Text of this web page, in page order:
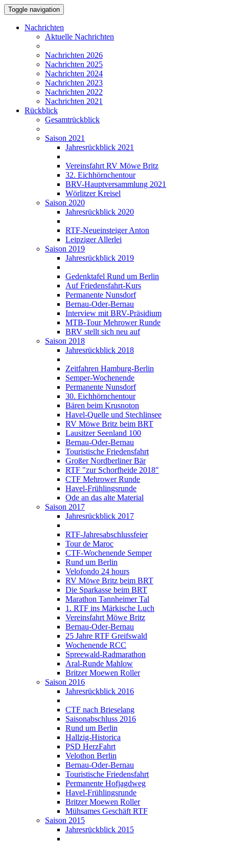
Toggle navigation
Nachrichten
Aktuelle Nachrichten
Nachrichten 2026
Nachrichten 2025
Nachrichten 2024
Nachrichten 2023
Nachrichten 2022
Nachrichten 2021
Rückblick
Gesamtrückblick
Saison 2021
Jahresrückblick 2021
Vereinsfahrt RV Möwe Britz
32. Eichhörnchentour
BRV-Hauptversammlung 2021
Wörlitzer Kreisel
Saison 2020
Jahresrückblick 2020
RTF-Neueinsteiger Anton
Leipziger Allerlei
Saison 2019
Jahresrückblick 2019
Gedenktafel Rund um Berlin
Auf Friedensfahrt-Kurs
Permanente Nunsdorf
Bernau-Oder-Bernau
Interview mit BRV-Präsidium
MTB-Tour Mehrower Runde
BRV stellt sich neu auf
Saison 2018
Jahresrückblick 2018
Zeitfahren Hamburg-Berlin
Semper-Wochenende
Permanente Nunsdorf
30. Eichhörnchentour
Bären beim Krusnoton
Havel-Quelle und Stechlinsee
RV Möwe Britz beim BRT
Lausitzer Seenland 100
Bernau-Oder-Bernau
Touristische Friedensfahrt
Großer Nordberliner Bär
RTF "zur Schorfheide 2018"
CTF Mehrower Runde
Havel-Frühlingsrunde
Ode an das alte Material
Saison 2017
Jahresrückblick 2017
RTF-Jahresabschlussfeier
Tour de Maroc
CTF-Wochenende Semper
Rund um Berlin
Velofondo 24 hours
RV Möwe Britz beim BRT
Die Sparkasse beim BRT
Marathon Tannheimer Tal
1. RTF ins Märkische Luch
Vereinsfahrt Möwe Britz
Bernau-Oder-Bernau
25 Jahre RTF Greifswald
Wochenende RCC
Spreewald-Radmarathon
Aral-Runde Mahlow
Britzer Moewen Roller
Saison 2016
Jahresrückblick 2016
CTF nach Brieselang
Saisonabschluss 2016
Rund um Berlin
Hallzig-Historica
PSD HerzFahrt
Velothon Berlin
Bernau-Oder-Bernau
Touristische Friedensfahrt
Permanente Hofjagdweg
Havel-Frühlingsrunde
Britzer Moewen Roller
Mühsames Geschäft RTF
Saison 2015
Jahresrückblick 2015